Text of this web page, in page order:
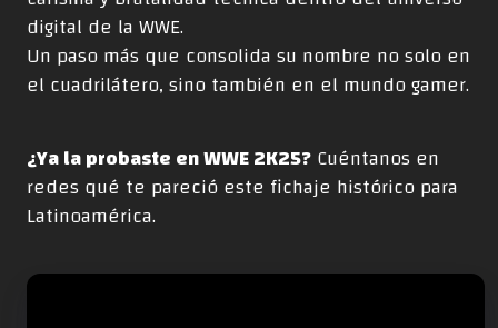
digital de la WWE.
Un paso más que consolida su nombre no solo en
el cuadrilátero, sino también en el mundo gamer.
¿Ya la probaste enWWE 2K25?Cuéntanos en
redes qué te pareció este fichaje histórico para
Latinoamérica.